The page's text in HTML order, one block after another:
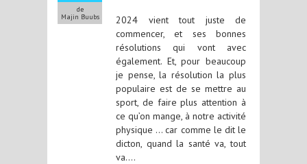
de
Majin Buubs
2024 vient tout juste de
commencer, et ses bonnes
résolutions qui vont avec
également. Et, pour beaucoup
je pense, la résolution la plus
populaire est de se mettre au
sport, de faire plus attention à
ce qu’on mange, à notre activité
physique … car comme le dit le
dicton, quand la santé va, tout
va….